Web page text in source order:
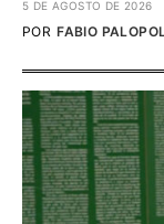
5 DE AGOSTO DE 2026
FABIO
POR